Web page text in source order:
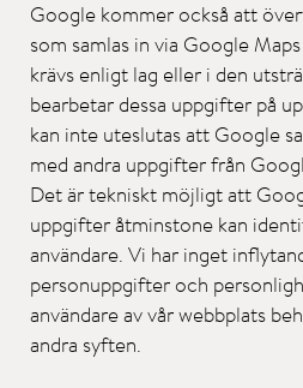
Google kommer också att
som samlas in via Google
krävs enligt lag eller i den
bearbetar dessa uppgifter på
kan inte uteslutas att Google
med andra uppgifter från
Det är tekniskt möjligt att
uppgifter åtminstone kan
användare. Vi har inget
personuppgifter och
användare av vår webbplats
andra syften.